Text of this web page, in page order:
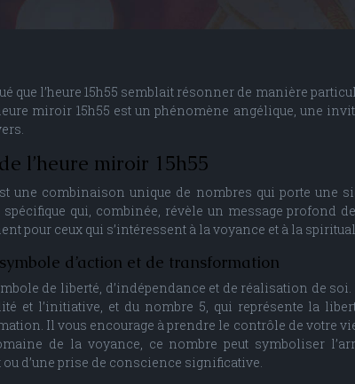
que l’heure 15h55 semblait résonner de manière
miroir 15h55 est un phénomène angélique, une
l’heure miroir 15h55
une combinaison unique de nombres qui porte une
qui, combinée, révèle un message profond
pour ceux qui s’intéressent à la voyance et à la
d’action et de transformation
de liberté, d’indépendance et de réalisation de
et l’initiative, et du nombre 5, qui représente la
Il vous encourage à prendre le contrôle de votre
de la voyance, ce nombre peut symboliser
d’une prise de conscience significative.